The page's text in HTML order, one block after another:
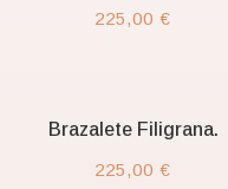
225,00€
Brazalete Filigrana.
225,00€